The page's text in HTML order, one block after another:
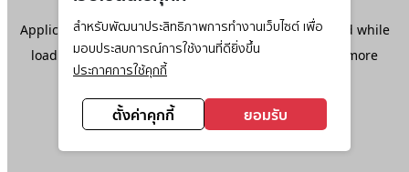
สำหรับพัฒนาประสิทธิภาพการทำงานเว็บไซต์ เพื่อ
มอบประสบการณ์การใช้งานที่ดียิ่งขึ้น
ประกาศการใช้คุกกี้
ตั้งค่าคุกกี้ ยอมรับ
Application error: aclient-side exception has occurred while
loadingwww.ktc.co.th(see the browser console
for more
information).